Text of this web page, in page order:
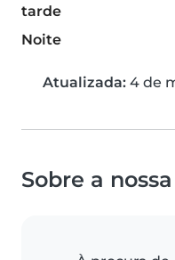
tarde
Noite
Atualizada: 4 de
Sobre a